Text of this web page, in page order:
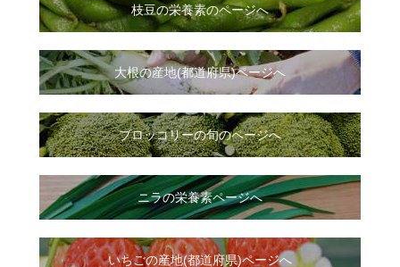
枝豆の栄養素のページへ
大根の産地(都道府県)ページへ
ブロッコリーの旬のページへ
ニラの栄養素ページへ
いちごの産地(都道府県)ページへ